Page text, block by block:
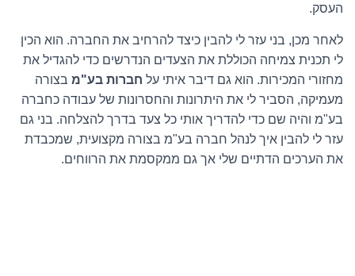
העסק.
לאחר מכן, בני עזר לי להבין כיצד להרחיב את החברה. הוא הכין
לי תכנית צמיחה הכוללת את הצעדים הנדרשים כדי להגדיל את
מחזורי המכירות. הוא גם דיבר איתי על חברות בע"מ בצורה
מעמיקה, הסביר לי את היתרונות והחסרונות של עבודה כחברה
בע"מ והיה שם כדי להדריך אותי כל צעד בדרך להצלחה. בני גם
עזר לי להבין איך לנהל חברה בע"מ בצורה מקצועית, שמכבדת
את הערכים הדתיים שלי אך גם ממקסמת את הרווחים.